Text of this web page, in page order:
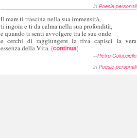
in Poesie personali
Il mare ti trascina nella sua immensità,
ti ingoia e ti da calma nella sua profondità,
e quando ti senti avvolgere tra le sue onde
e cerchi di raggiungere la riva capisci la vera
essenza della Vita. (continua)
--Pietro Colucciello
in Poesie personali